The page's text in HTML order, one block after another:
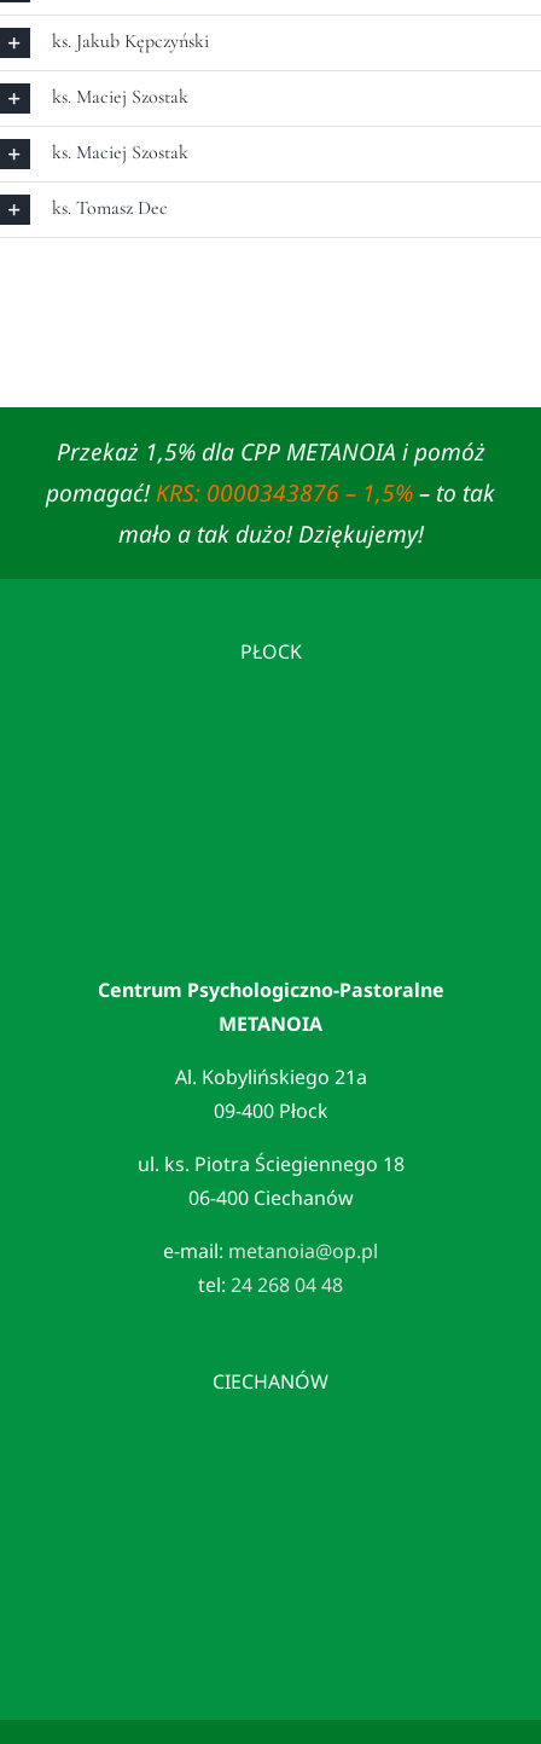
ks. Jakub Kępczyński
ks. Maciej Szostak
ks. Maciej Szostak
ks. Tomasz Dec
Przekaż 1,5% dla CPP METANOIA i pomóż
pomagać!KRS: 0000343876 – 1,5%– to tak
mało a tak dużo! Dziękujemy!
PŁOCK
Centrum Psychologiczno-Pastoralne
METANOIA
Al. Kobylińskiego 21a
09-400 Płock
ul. ks. Piotra Ściegiennego 18
06-400 Ciechanów
e-mail: metanoia@op.pl
tel: 24 268 04 48
CIECHANÓW